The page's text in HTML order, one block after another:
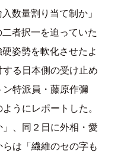
入数量割り当て制か」
二者択一を迫っていた
硬姿勢を軟化させたよ
る日本側の受け止め
特派員・藤原作彌
うにレポートした。
」、同２日に外相・愛
は「繊維のセの字も